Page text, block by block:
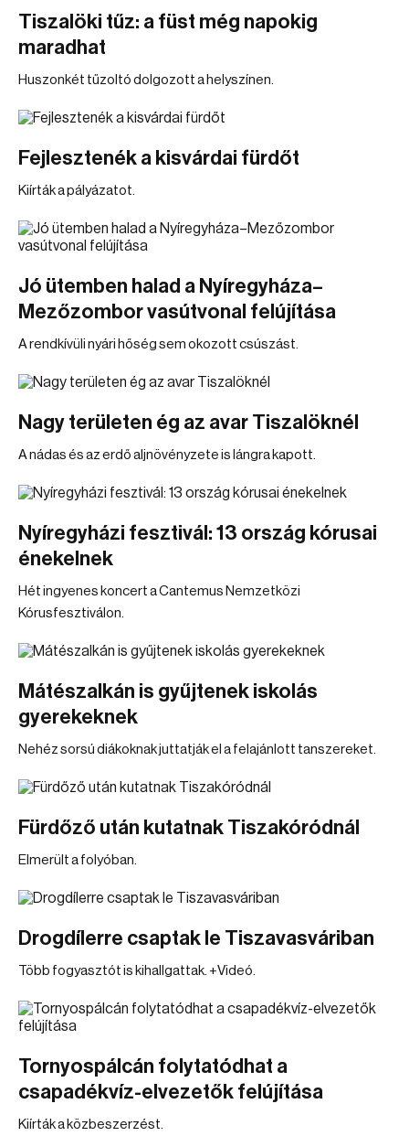
Tiszalöki tűz: a füst még napokig
maradhat
Huszonkét tűzoltó dolgozott a helyszínen.
Fejlesztenék a kisvárdai fürdőt
Kiírták a pályázatot.
Jó ütemben halad a Nyíregyháza–
Mezőzombor vasútvonal felújítása
A rendkívüli nyári hőség sem okozott csúszást.
Nagy területen ég az avar Tiszalöknél
A nádas és az erdő aljnövényzete is lángra kapott.
Nyíregyházi fesztivál: 13 ország kórusai
énekelnek
Hét ingyenes koncert a Cantemus Nemzetközi
Kórusfesztiválon.
Mátészalkán is gyűjtenek iskolás
gyerekeknek
Nehéz sorsú diákoknak juttatják el a felajánlott tanszereket.
Fürdőző után kutatnak Tiszakóródnál
Elmerült a folyóban.
Drogdílerre csaptak le Tiszavasváriban
Több fogyasztót is kihallgattak. +Videó.
Tornyospálcán folytatódhat a
csapadékvíz-elvezetők felújítása
Kiírták a közbeszerzést.